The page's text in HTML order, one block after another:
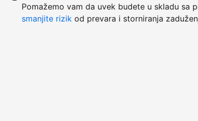
Pomažemo vam da uvek budete u skladu sa
smanjite rizik od prevara i storniranja